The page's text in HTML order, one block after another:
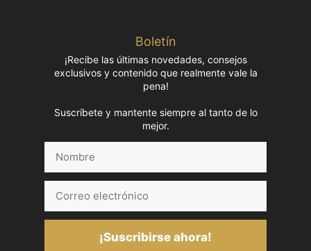
Boletín
¡Recibe las últimas novedades, consejos
exclusivos y contenido que realmente vale la
pena!
Suscríbete y mantente siempre al tanto de lo
mejor.
electrónico
¡Suscribirse ahora!